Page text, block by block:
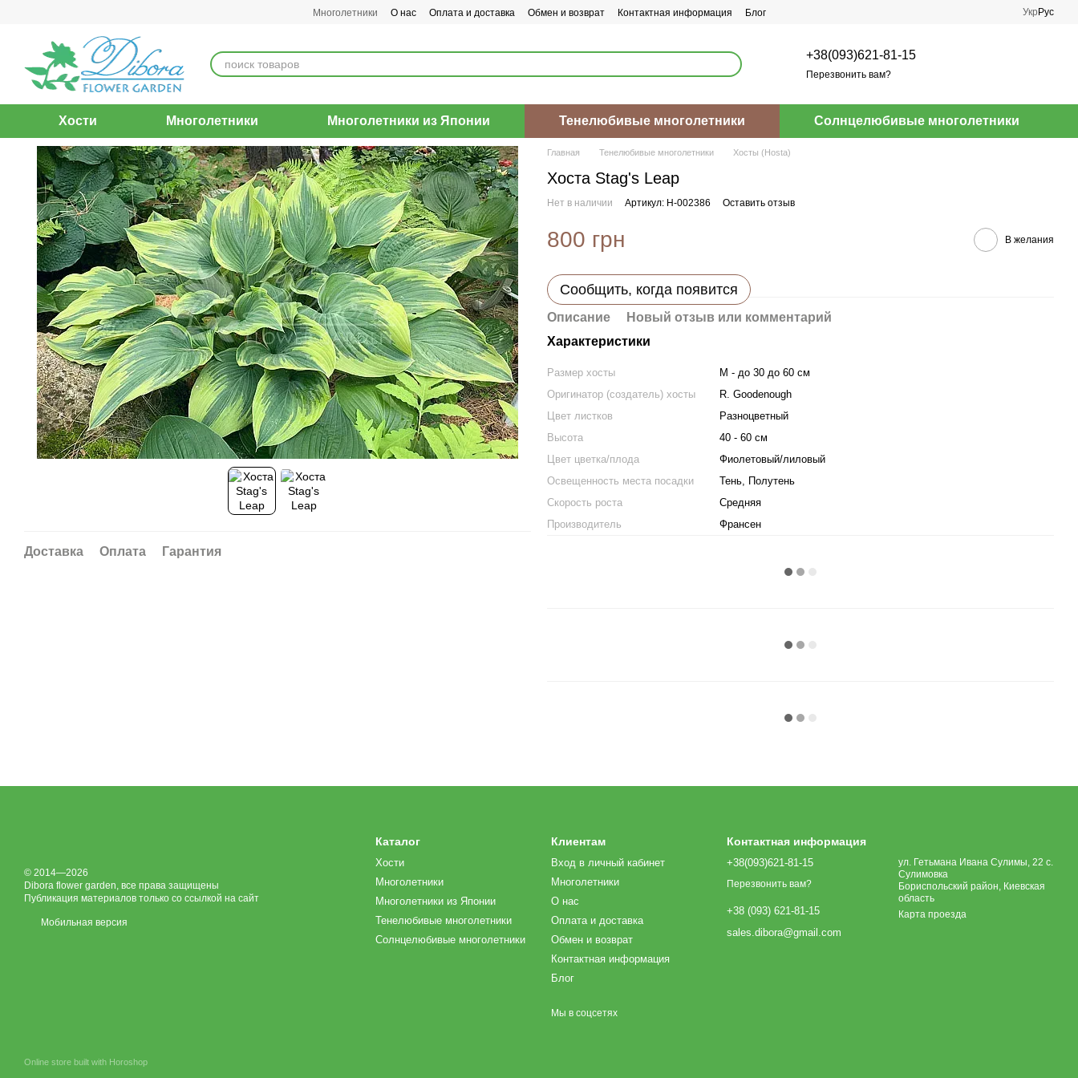
Многолетники О нас Оплата и доставка Обмен и возврат Контактная информация Блог Укр Рус
+38(093)621-81-15
Перезвонить вам?
Хости Многолетники Многолетники из Японии Тенелюбивые многолетники Солнцелюбивые многолетники
Доставка Оплата Гарантия
Главная Тенелюбивые многолетники Хосты (Hosta)
Хоста Stag's Leap
Нет в наличии Артикул: H-002386 Оставить отзыв
800 грн В желания
Сообщить, когда появится
Описание
Новый отзыв или комментарий
Характеристики
Размер хосты
M - до 30 до 60 см
Оригинатор (создатель) хосты
R. Goodenough
Цвет листков
Разноцветный
Высота
40 - 60 см
Цвет цветка/плода
Фиолетовый/лиловый
Освещенность места посадки
Тень, Полутень
Скорость роста
Средняя
Производитель
Франсен
© 2014—2026
Dibora flower garden, все права защищены
Публикация материалов только со ссылкой на сайт
Мобильная версия
Online store built with Horoshop
Каталог
Хости
Многолетники
Многолетники из Японии
Тенелюбивые многолетники
Солнцелюбивые многолетники
Клиентам
Вход в личный кабинет
Многолетники
О нас
Оплата и доставка
Обмен и возврат
Контактная информация
Блог
Мы в соцсетях
Контактная информация
+38(093)621-81-15
Перезвонить вам?
+38 (093) 621-81-15
sales.dibora@gmail.com
ул. Гетьмана Ивана Сулимы, 22 с.
Сулимовка
Бориспольский район, Киевская
область
Карта проезда